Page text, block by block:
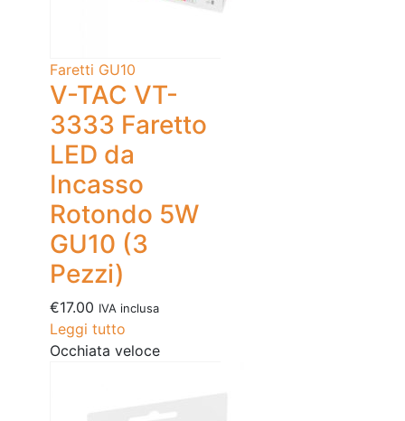
Faretti GU10
V-TAC VT-
3333 Faretto
LED da
Incasso
Rotondo 5W
GU10 (3
Pezzi)
€17.00 IVA inclusa
Leggi tutto
Occhiata veloce